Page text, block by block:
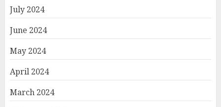
July 2024
June 2024
May 2024
April 2024
March 2024